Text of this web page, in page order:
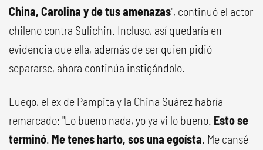
China, Carolina y de tus amenazas", continuó el actor
chileno contra Sulichin. Incluso, así quedaría en
evidencia que ella, además de ser quien pidió
separarse, ahora continúa instigándolo.
Luego, el ex de Pampita y la China Suárez habría
remarcado: "Lo bueno nada, yo ya vi lo bueno. Esto se
terminó. Me tenes harto, sos una egoísta. Me cansé